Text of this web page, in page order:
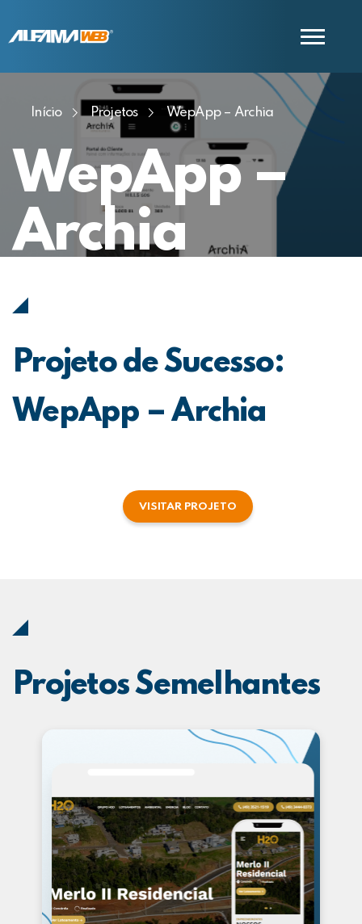
COMERCIAL
SUPORTE
Início Projetos WepApp – Archia
WepApp –
Archia
Projeto de Sucesso:
WepApp – Archia
VISITAR PROJETO
Projetos Semelhantes